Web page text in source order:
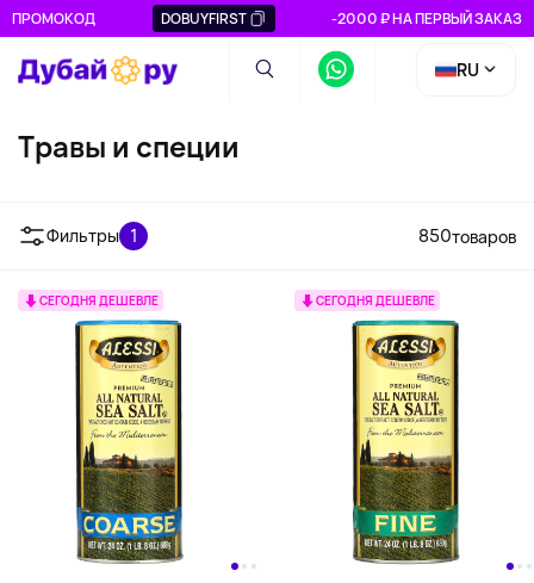
ПРОМОКОД DOBUYFIRST -2000 ₽ НА ПЕРВЫЙ ЗАКАЗ
RU
Травы и специи
Фильтры 1 850товаров
СЕГОДНЯ ДЕШЕВЛЕ СЕГОДНЯ ДЕШЕВЛЕ